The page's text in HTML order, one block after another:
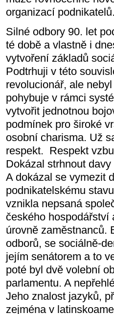
organizací
Silné odbory 90. let
té době a vlastně i
vytvoření základů
Podtrhuji v této
revolucionář, ale
pohybuje v rámci
vytvořit jednotnou
podmínek pro široké
osobní charisma. Už
respekt. Respekt
Dokázal strhnout
A dokázal se vymezit
podnikatelskému
vznikla nepsaná
českého hospodářství
úrovně zaměstnanců.
odborů, se sociálně-
jejím senátorem a to
poté byl dvě volební
parlamentu. A
Jeho znalost jazyků,
zejména v